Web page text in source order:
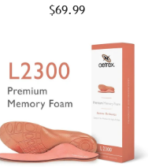
ortopedyczne Aetrex L620
$69.99